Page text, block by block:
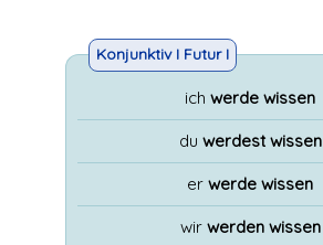
Konjunktiv I Futur I
ichwerde wissen
du werdest wissen
erwerde wissen
wir werden wissen